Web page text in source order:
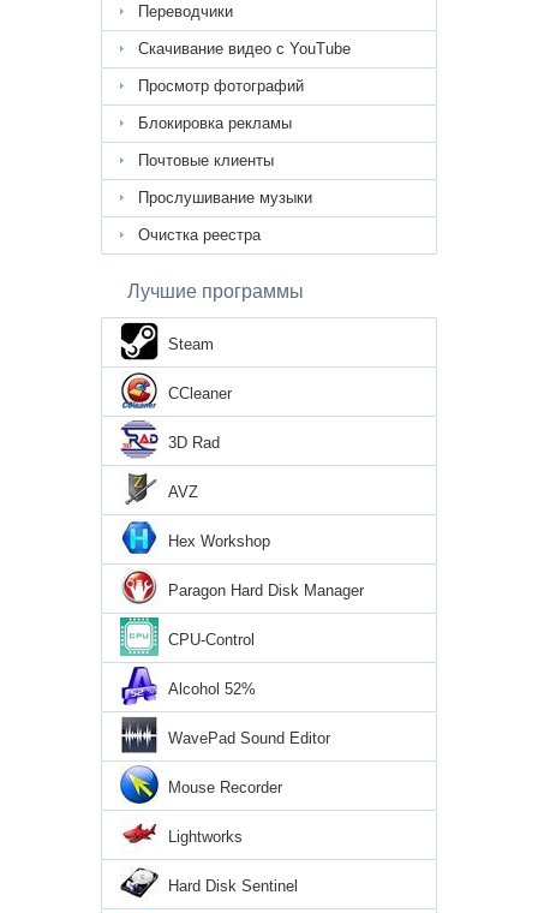
Переводчики
Скачивание видео с YouTube
Просмотр фотографий
Блокировка рекламы
Почтовые клиенты
Прослушивание музыки
Очистка реестра
Лучшие программы
Steam
CCleaner
3D Rad
AVZ
Hex Workshop
Paragon Hard Disk Manager
CPU-Control
Alcohol 52%
WavePad Sound Editor
Mouse Recorder
Lightworks
Hard Disk Sentinel